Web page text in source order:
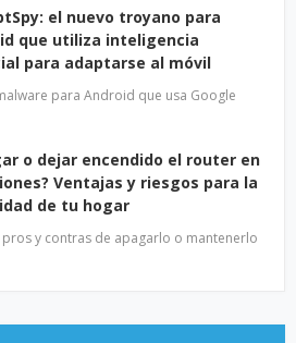
el nuevo troyano para
que utiliza inteligencia
para adaptarse al móvil
para Android que usa Google
o dejar encendido el router en
Ventajas y riesgos para la
de tu hogar
pros y contras de apagarlo o mantenerlo